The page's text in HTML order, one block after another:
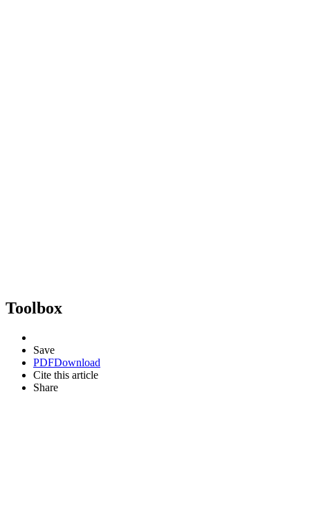
Toolbox
Save
PDFDownload
Cite this article
Share